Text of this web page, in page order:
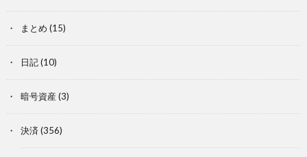
まとめ (15)
日記(10)
暗号資産 (3)
決済 (356)